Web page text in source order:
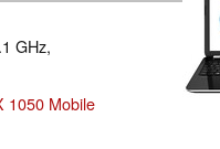
GHz,
1050 Mobile